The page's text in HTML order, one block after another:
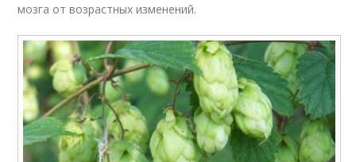
мозга от возрастных изменений.